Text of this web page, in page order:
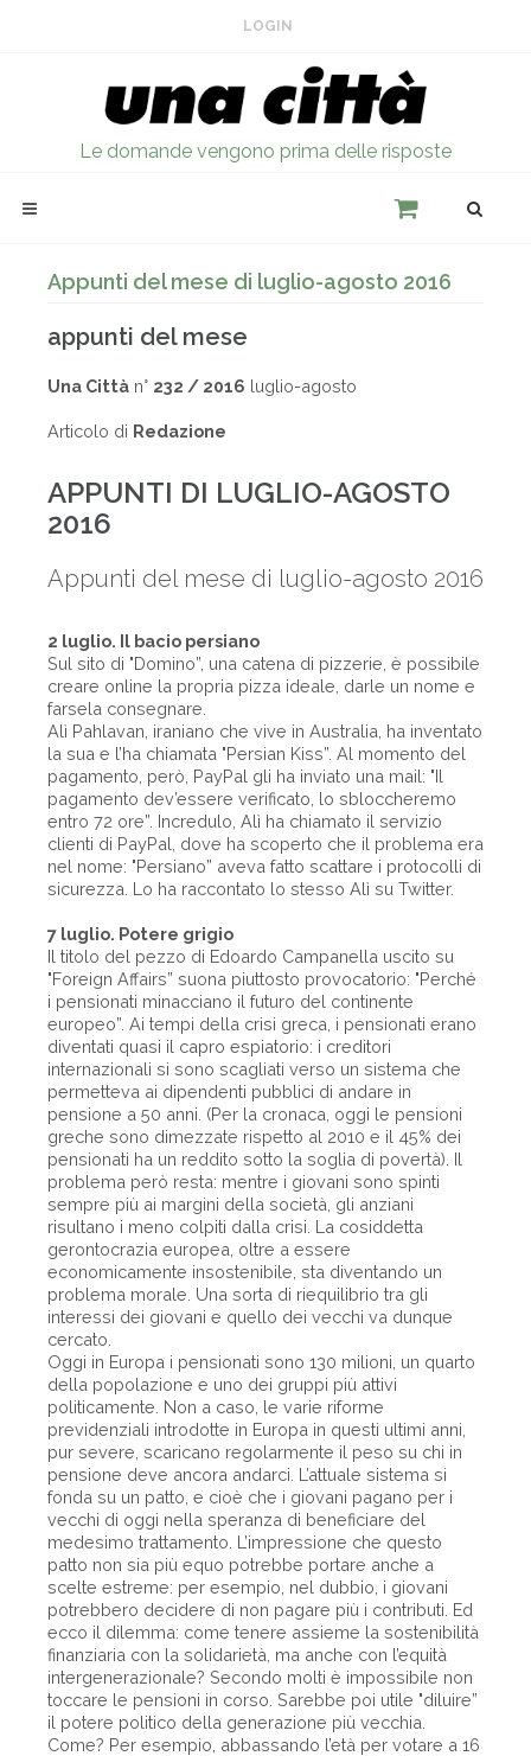
LOGIN
Le domande vengono prima delle risposte
Appunti del mese di luglio-agosto 2016
appunti del mese
Una Città n° 232 / 2016 luglio-agosto
Articolo di Redazione
APPUNTI DI LUGLIO-AGOSTO
2016
Appunti del mese di luglio-agosto 2016
2 luglio. Il bacio persiano
Sul sito di "Domino”, una catena di pizzerie, è possibile
creare online la propria pizza ideale, darle un nome e
farsela consegnare.
Alì Pahlavan, iraniano che vive in Australia, ha inventato
la sua e l’ha chiamata "Persian Kiss”. Al momento del
pagamento, però, PayPal gli ha inviato una mail: "Il
pagamento dev’essere verificato, lo sbloccheremo
entro 72 ore”. Incredulo, Alì ha chiamato il servizio
clienti di PayPal, dove ha scoperto che il problema era
nel nome: "Persiano” aveva fatto scattare i protocolli di
sicurezza. Lo ha raccontato lo stesso Alì su Twitter.
7 luglio. Potere grigio
Il titolo del pezzo di Edoardo Campanella uscito su
"Foreign Affairs” suona piuttosto provocatorio: "Perché
i pensionati minacciano il futuro del continente
europeo”. Ai tempi della crisi greca, i pensionati erano
diventati quasi il capro espiatorio: i creditori
internazionali si sono scagliati verso un sistema che
permetteva ai dipendenti pubblici di andare in
pensione a 50 anni. (Per la cronaca, oggi le pensioni
greche sono dimezzate rispetto al 2010 e il 45% dei
pensionati ha un reddito sotto la soglia di povertà). Il
problema però resta: mentre i giovani sono spinti
sempre più ai margini della società, gli anziani
risultano i meno colpiti dalla crisi. La cosiddetta
gerontocrazia europea, oltre a essere
economicamente insostenibile, sta diventando un
problema morale. Una sorta di riequilibrio tra gli
interessi dei giovani e quello dei vecchi va dunque
cercato.
Oggi in Europa i pensionati sono 130 milioni, un quarto
della popolazione e uno dei gruppi più attivi
politicamente. Non a caso, le varie riforme
previdenziali introdotte in Europa in questi ultimi anni,
pur severe, scaricano regolarmente il peso su chi in
pensione deve ancora andarci. L’attuale sistema si
fonda su un patto, e cioè che i giovani pagano per i
vecchi di oggi nella speranza di beneficiare del
medesimo trattamento. L’impressione che questo
patto non sia più equo potrebbe portare anche a
scelte estreme: per esempio, nel dubbio, i giovani
potrebbero decidere di non pagare più i contributi. Ed
ecco il dilemma: come tenere assieme la sostenibilità
finanziaria con la solidarietà, ma anche con l’equità
intergenerazionale? Secondo molti è impossibile non
toccare le pensioni in corso. Sarebbe poi utile "diluire”
il potere politico della generazione più vecchia.
Come? Per esempio, abbassando l’età per votare a 16